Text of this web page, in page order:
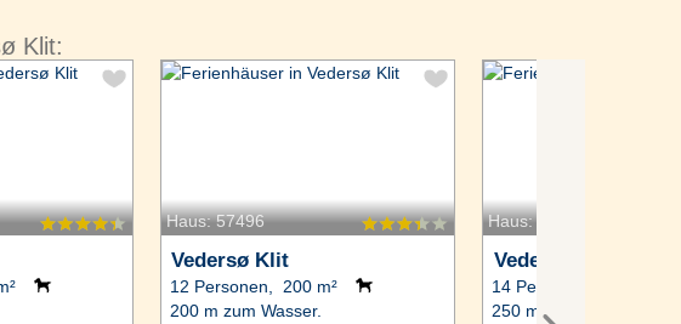
Klit:
Haus: 57496
Vedersø Klit
12 Personen, 200 m²
200 m zum Wasser.
Haus: 4081
Vedersø Klit
14 Personen, 260 m²
250 m zum Wasser.